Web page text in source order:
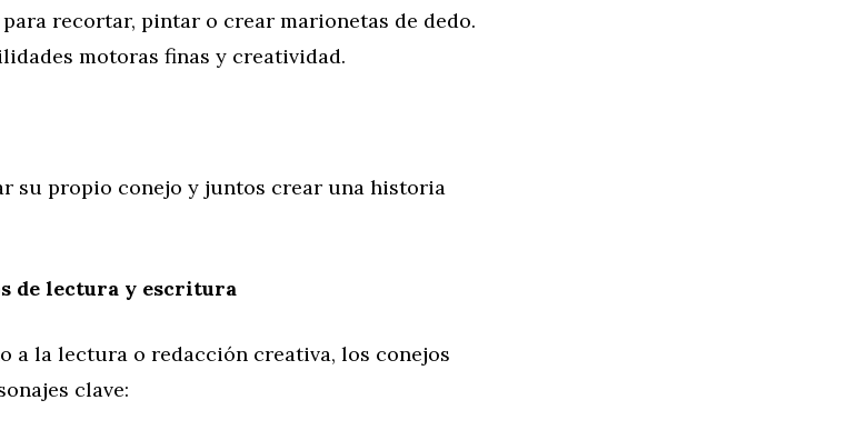
recortar, pintar o crear marionetas de dedo.
motoras finas y creatividad.
su propio conejo y juntos crear una historia
de lectura y escritura
a la lectura o redacción creativa, los conejos
clave: